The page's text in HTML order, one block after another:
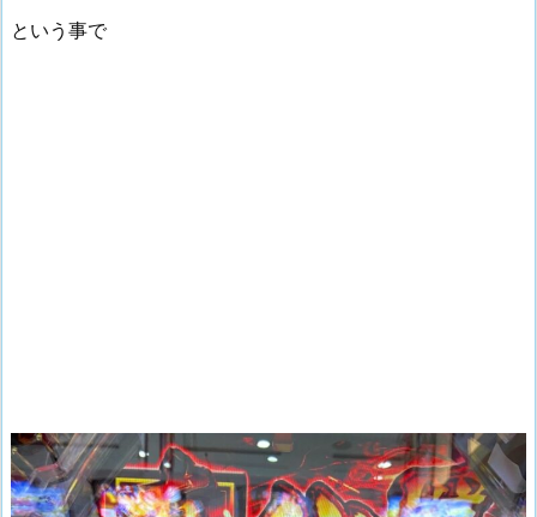
という事で